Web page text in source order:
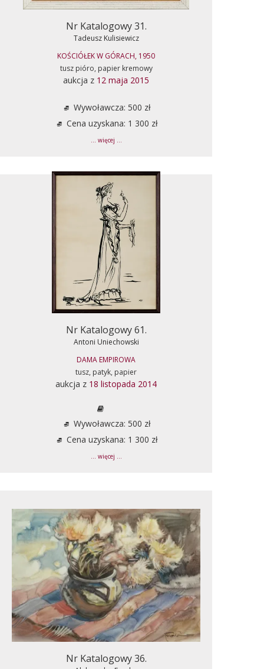
Nr Katalogowy 31.
Tadeusz Kulisiewicz
KOŚCIÓŁEK W GÓRACH, 1950
tusz pióro, papier kremowy
aukcja z 12 maja 2015
Wywoławcza: 500 zł
Cena uzyskana: 1 300 zł
... więcej ...
Nr Katalogowy 61.
Antoni Uniechowski
DAMA EMPIROWA
tusz, patyk, papier
aukcja z 18 listopada 2014
Wywoławcza: 500 zł
Cena uzyskana: 1 300 zł
... więcej ...
Nr Katalogowy 36.